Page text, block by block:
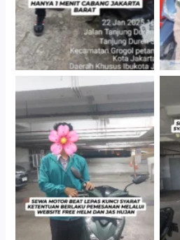
Cityplaza Jatinegara
Gedung Parkir P6A